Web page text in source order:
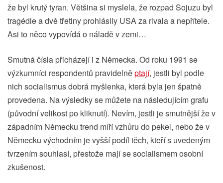
že byl krutý tyran. Většina si myslela, že rozpad Sojuzu byl
tragédie a dvě třetiny prohlásily USA za rivala a nepřítele.
Asi to něco vypovídá o náladě v zemi…
Smutná čísla přicházejí i z Německa. Od roku 1991 se
výzkumníci respondentů pravidelněptají, jestli byl podle
nich socialismus dobrá myšlenka, která byla jen špatně
provedena. Na výsledky se můžete na následujícím grafu
(původní velikost po kliknutí). Nevím, jestli je smutnější že v
západním Německu trend míří vzhůru do pekel, nebo že v
Německu východním je vyšší podíl těch, kteří s uvedeným
tvrzením souhlasí, přestože mají se socialismem osobní
zkušenost.